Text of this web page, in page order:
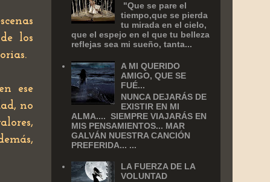
los
ese
no
‎ "Que se pare el
tiempo,que se pierda
tu mirada en el cielo,
que el espejo en el que tu belleza
reflejas sea mi sueño, tanta...
A MI QUERIDO
AMIGO, QUE SE
FUÉ...
NUNCA DEJARÁS DE
EXISTIR EN MI
ALMA.... SIEMPRE VIAJARÁS EN
MIS PENSAMIENTOS... MAR
GALVÁN NUESTRA CANCIÓN
PREFERIDA... ...
LA FUERZA DE LA
VOLUNTAD